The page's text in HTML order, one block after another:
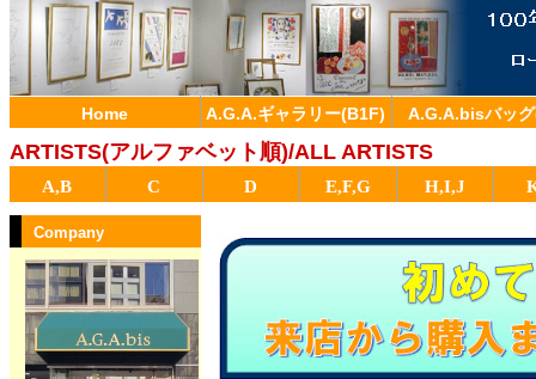
Home A.G.A.ギャラリー(B1F) A.G.A.bisバッ
ARTISTS(アルファベット順)/ALL ARTISTS
A,B C D E,F,G H,I,J
Company